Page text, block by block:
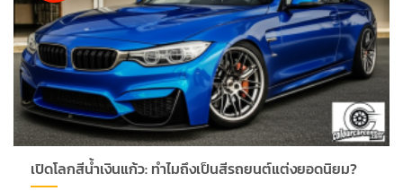
เปิดโลกสีน้ำเงินแก้ว: ทำไมถึงเป็นสีรถยนต์แต่งยอดนิยม?